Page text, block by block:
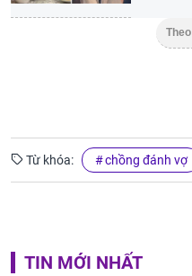
Theo
Từ khóa: chồng đánh vợ
TIN MỚI NHẤT